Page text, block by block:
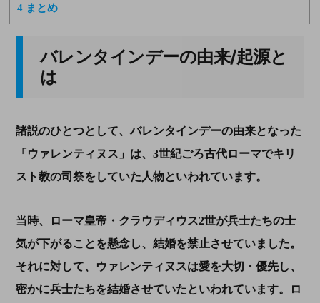
4 まとめ
バレンタインデーの由来/起源と
は
諸説のひとつとして、バレンタインデーの由来となった
「ウァレンティヌス」は、3世紀ごろ古代ローマでキリ
スト教の司祭をしていた人物といわれています。
当時、ローマ皇帝・クラウディウス2世が兵士たちの士
気が下がることを懸念し、結婚を禁止させていました。
それに対して、ウァレンティヌスは愛を大切・優先し、
密かに兵士たちを結婚させていたといわれています。ロ